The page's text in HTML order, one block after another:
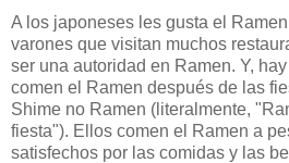
A los japoneses les gusta el
varones que visitan muchos
ser una autoridad en Ramen. Y,
comen el Ramen después de las
Shime no Ramen (literalmente,
fiesta"). Ellos comen el Ramen a
satisfechos por las comidas y las